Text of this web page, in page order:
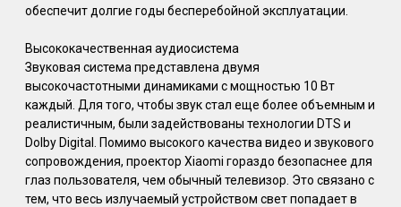
обеспечит долгие годы бесперебойной эксплуатации.
Высококачественная аудиосистема
Звуковая система представлена двумя
высокочастотными динамиками с мощностью 10 Вт
каждый. Для того, чтобы звук стал еще более объемным и
реалистичным, были задействованы технологии DTS и
Dolby Digital. Помимо высокого качества видео и звукового
сопровождения, проектор Xiaomi гораздо безопаснее для
глаз пользователя, чем обычный телевизор. Это связано с
тем, что весь излучаемый устройством свет попадает в